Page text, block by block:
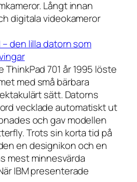
Långt innan
digitala videokameror
– den lilla datorn som
ThinkPad 701 år 1995 löste
med små bärbara
sätt. Datorns
vecklade automatiskt ut
och gav modellen
Trots sin korta tid på
en designikon och en
mest minnesvärda
IBM presenterade